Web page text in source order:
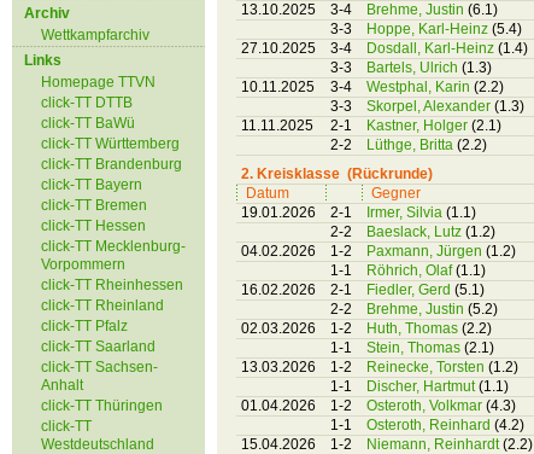
Archiv
Wettkampfarchiv
Links
Homepage TTVN
click-TT DTTB
click-TT BaWü
click-TT Württemberg
click-TT Brandenburg
click-TT Bayern
click-TT Bremen
click-TT Hessen
click-TT Mecklenburg-
Vorpommern
click-TT Rheinhessen
click-TT Rheinland
click-TT Pfalz
click-TT Saarland
click-TT Sachsen-
Anhalt
click-TT Thüringen
click-TT
Westdeutschland
13.10.2025
3-4 Brehme, Justin (6.1)
3-3
Hoppe, Karl-Heinz (5.4)
27.10.2025
3-4 Dosdall, Karl-Heinz (1.4)
3-3
Bartels, Ulrich (1.3)
10.11.2025
3-4 Westphal, Karin (2.2)
3-3
Skorpel, Alexander (1.3)
11.11.2025
2-1 Kastner, Holger (2.1)
2-2
Lüthge, Britta (2.2)
2. Kreisklasse (Rückrunde)
Datum
Gegner
19.01.2026
2-1 Irmer, Silvia (1.1)
2-2
Baeslack, Lutz (1.2)
04.02.2026
1-2 Paxmann, Jürgen (1.2)
1-1
Röhrich, Olaf(1.1)
16.02.2026
2-1 Fiedler, Gerd (5.1)
2-2
Brehme, Justin (5.2)
02.03.2026
1-2 Huth, Thomas (2.2)
1-1
Stein, Thomas (2.1)
13.03.2026
1-2 Reinecke, Torsten (1.2)
1-1
Discher, Hartmut(1.1)
01.04.2026
1-2 Osteroth, Volkmar (4.3)
1-1
Osteroth, Reinhard (4.2)
15.04.2026
1-2 Niemann, Reinhardt(2.2)